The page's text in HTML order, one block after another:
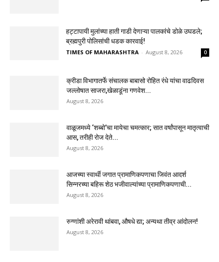
हट्टापायी मुलांच्या हाती गाडी देणाऱ्या पालकांचे डोळे उघडले;
ब्रह्मपुरी पोलिसांची धडक कारवाई!
TIMES OF MAHARASHTRA - August 8, 2026 0
क्रीडा विभागातर्फे संचालक बाबासो रोहित रंधे यांचा वाढदिवस
जल्लोषात साजरा,खेळाडूंना गणवेश...
August 8, 2026
वाळूजमध्ये ‘शब्बो’चा मायेचा चमत्कार; सात वर्षांपासून मातृत्वाची
आस, तरीही रोज देते...
August 8, 2026
आजच्या स्वार्थी जगात प्रामाणिकपणाचा जिवंत आदर्श
सिन्नरच्या बहिरू शेठ भजीवाल्यांच्या प्रामाणिकपणाची...
August 8, 2026
रुग्णांशी अरेरावी थांबवा, औषधे द्या; अन्यथा तीव्र आंदोलन!
August 8, 2026